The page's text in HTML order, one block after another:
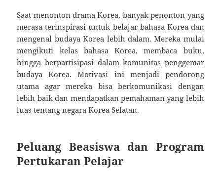
Saat menonton drama Korea, banyak penonton yang
merasa terinspirasi untuk belajar bahasa Korea dan
mengenal budaya Korea lebih dalam. Mereka mulai
mengikuti kelas bahasa Korea, membaca buku,
hingga berpartisipasi dalam komunitas penggemar
budaya Korea. Motivasi ini menjadi pendorong
utama agar mereka bisa berkomunikasi dengan
lebih baik dan mendapatkan pemahaman yang lebih
luas tentang negara Korea Selatan.
Peluang Beasiswa dan Program
Pertukaran Pelajar